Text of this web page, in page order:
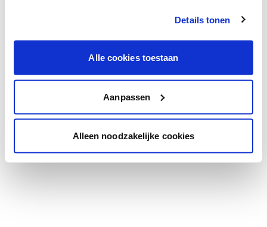
Details tonen
Alle cookies toestaan
Aanpassen
Alleen noodzakelijke cookies
Krijg kleuradvies op basis van de lichtinval
en je meubels.
Krijg ineens een technologische check-up